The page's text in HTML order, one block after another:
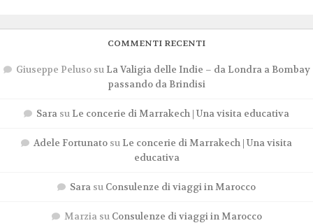
COMMENTI RECENTI
Giuseppe Pelusosu La Valigia delle Indie – da Londra a Bombay
passando da Brindisi
Sara su Le concerie di Marrakech | Una visita educativa
Adele Fortunato su Le concerie di Marrakech | Una visita
educativa
Sara su Consulenze di viaggi in Marocco
Marziasu Consulenze di viaggi in Marocco